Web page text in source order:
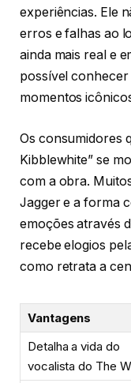
experiências. Ele
erros e falhas ao
ainda mais real e
possível conhecer
momentos
Os consumidores
Kibblewhite” se
com a obra.
Jagger e a forma
emoções através
recebe elogios
como retrata a
Vantagens
Detalha a vida do
vocalista do The